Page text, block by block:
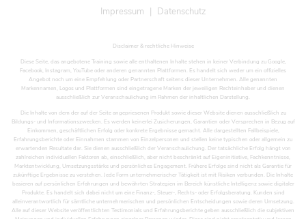
Impressum | Datenschutz
Disclaimer & rechtliche Hinweise
Diese Seite, das angebotene Training sowie alle enthaltenen Inhalte stehen in keiner Verbindung zu Google,
Facebook, Instagram, YouTube oder anderen genannten Plattformen. Es handelt sich weder um ein offizielles
Angebot noch um eine Empfehlung oder Partnerschaft seitens dieser Unternehmen. Alle genannten
Markennamen, Logos und Plattformen sind eingetragene Marken der jeweiligen Rechteinhaber und dienen
ausschließlich zur Veranschaulichung im Rahmen der inhaltlichen Darstellung.
Die Inhalte von dem der auf der Seite angepriesenen Produkt sowie dieser Website dienen ausschließlich zu
Bildungs- und Informationszwecken. Es werden keinerlei Zusicherungen, Garantien oder Versprechen in Bezug auf
Einkommen, geschäftlichen Erfolg oder konkrete Ergebnisse gemacht. Alle dargestellten Fallbeispiele,
Erfahrungsberichte oder Einnahmen stammen von Einzelpersonen und stellen keine typischen oder allgemein zu
erwartenden Resultate dar. Sie dienen ausschließlich der Veranschaulichung. Der tatsächliche Erfolg hängt von
zahlreichen individuellen Faktoren ab, einschließlich, aber nicht beschränkt auf Eigeninitiative, Fachkenntnisse,
Marktentwicklung, Umsetzungsstärke und persönliches Engagement. Frühere Erfolge sind nicht als Garantie für
zukünftige Ergebnisse zu verstehen. Jede Form unternehmerischer Tätigkeit ist mit Risiken verbunden. Die Inhalte
basieren auf persönlichen Erfahrungen und bewährten Strategien im Bereich künstliche Intelligenz sowie digitaler
Produkte. Es handelt sich dabei nicht um eine Finanz-, Steuer-, Rechts- oder Erfolgsberatung. Kunden sind
alleinverantwortlich für sämtliche unternehmerischen und persönlichen Entscheidungen sowie deren Umsetzung.
Alle auf dieser Website veröffentlichten Testimonials und Erfahrungsberichte geben ausschließlich die subjektiven